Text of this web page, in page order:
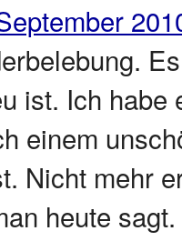
ist. Ich
einem
Nicht mehr
heute